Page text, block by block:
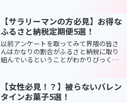
すにはまさにぴったりの仕事というべき
ですね。基本的にこういっ...
【サラリーマンの方必見】お得な
ふるさと納税定期便5選！
以前アンケートを取ってみて界隈の皆さ
んはかなりの割合がふるさと納税に取り
組んでいるということがわかりびっくり
(47/66名がすでにやっているみたいで
す！）そこで今回は中の人...
【女性必見！？】被らないバレン
タインお菓子5選！